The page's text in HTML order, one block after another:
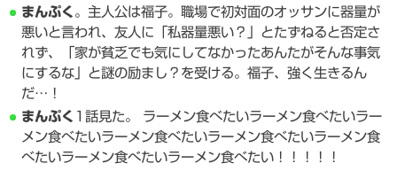
まんぷく 。主人公は福子。職場で初対面のオッサンに器量が
悪いと言われ、友人に「私器量悪い？」とたずねると否定さ
れず、「家が貧乏でも気にしてなかったあんたがそんな事気
にするな」と謎の励まし？を受ける。福子、強く生きるん
だ…！
まんぷく 1話見た。 ラーメン食べたいラーメン食べたいラー
メン食べたいラーメン食べたいラーメン食べたいラーメン食
べたいラーメン食べたいラーメン食べたい！！！！！